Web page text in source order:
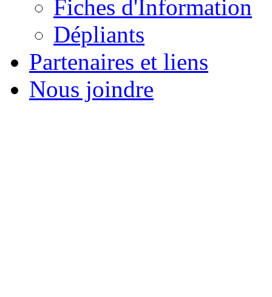
Fiches d'Information
Dépliants
Partenaires et liens
Nous joindre